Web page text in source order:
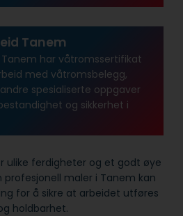
Tanem
har våtroms­sertifikat
med våtroms­belegg,
spesialiserte oppgaver
og sikkerhet i
ulike ferdigheter og et godt øye
profesjonell maler i Tanem kan
for å sikre at arbeidet utføres
holdbarhet.